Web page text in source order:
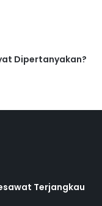
Dipertanyakan?
Terjangkau